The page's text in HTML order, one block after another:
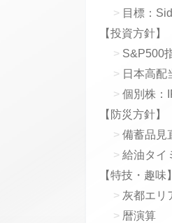
目標：
【投資方針】
S&P500
日本高配
個別株：
【防災方針】
備蓄品見
給油タイ
【特技・趣味】
灰都エリ
暦演算